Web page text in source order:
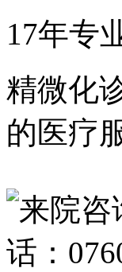
17年专
精微化
的医疗